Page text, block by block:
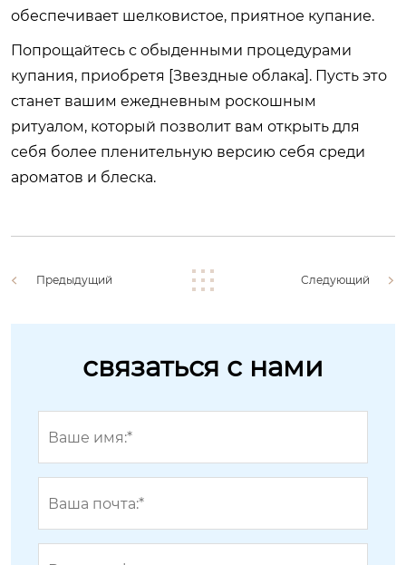
обеспечивает шелковистое, приятное купание.
Попрощайтесь с обыденными процедурами
купания, приобретя [Звездные облака]. Пусть это
станет вашим ежедневным роскошным
ритуалом, который позволит вам открыть для
себя более пленительную версию себя среди
ароматов и блеска.
Предыдущий Следующий
связаться с нами